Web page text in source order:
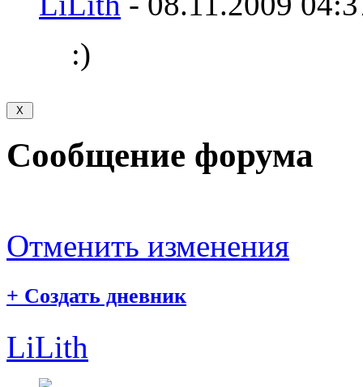
:)
Сообщение форума
Отменить изменения
+ Создать дневник
LiLith